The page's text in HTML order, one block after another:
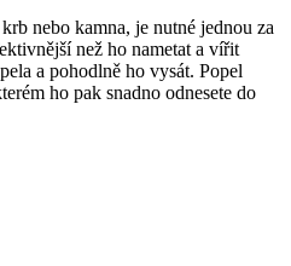
nebo kamna, je nutné jednou za
než ho nametat a vířit
a pohodlně ho vysát. Popel
ho pak snadno odnesete do